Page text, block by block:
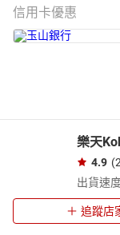
信用卡優惠
樂天
4.9
出貨速
追蹤店